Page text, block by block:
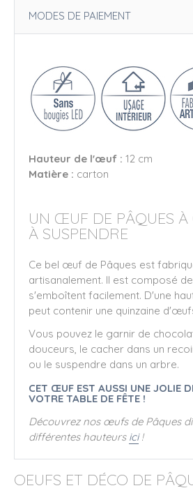
MODES DE PAIEMENT
Hauteur de l'œuf : 12 cm
Matière : carton
UN ŒUF DE PÂQUES À
À SUSPENDRE
Ce bel œuf de Pâques est
artisanalement. Il est composé
s'emboîtent facilement. D'une
peut contenir une quinzaine
Vous pouvez le garnir de
douceurs, le cacher dans un
ou le suspendre dans un arbre.
CET ŒUF EST AUSSI UNE JOLIE
VOTRE TABLE DE FÊTE !
Découvrez nos œufs de Pâques
différentes hauteurs ici!
OEUFS ET DÉCO DE